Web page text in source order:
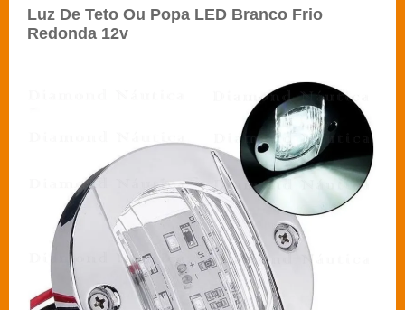
Luz De Teto Ou Popa LED Branco Frio
Redonda 12v